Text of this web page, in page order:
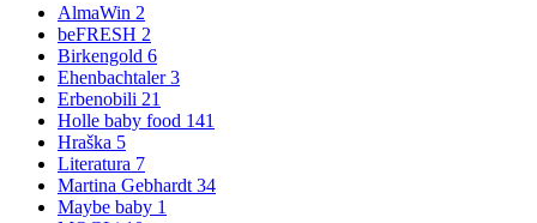
AlmaWin 2
beFRESH 2
Birkengold 6
Ehenbachtaler3
Erbenobili 21
Holle baby food 141
Hraška 5
Literatura 7
Martina Gebhardt 34
Maybe baby 1